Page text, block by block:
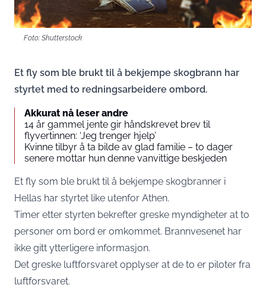
Foto: Shutterstock
Et fly som ble brukt til å bekjempe skogbrann har
styrtet med to redningsarbeidere ombord.
Akkurat nå leser andre
14 år gammel jente gir håndskrevet brev til
flyvertinnen: ‘Jeg trenger hjelp’
Kvinne tilbyr å ta bilde av glad familie – to dager
senere mottar hun denne vanvittige beskjeden
Et fly som ble brukt til å bekjempe skogbranner i
Hellas har styrtet like utenfor Athen.
Timer etter styrten bekrefter greske myndigheter at to
personer om bord er omkommet. Brannvesenet har
ikke gitt ytterligere informasjon.
Det greske luftforsvaret opplyser at de to er piloter fra
luftforsvaret.